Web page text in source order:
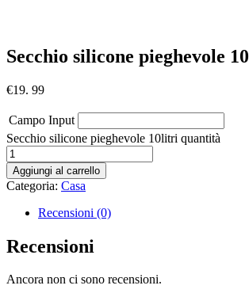
Secchio silicone pieghevole
€19. 99
Campo Input
Secchio silicone pieghevole 10litri quantità
Aggiungi al carrello
Categoria: Casa
Recensioni (0)
Recensioni
Ancora non ci sono recensioni.